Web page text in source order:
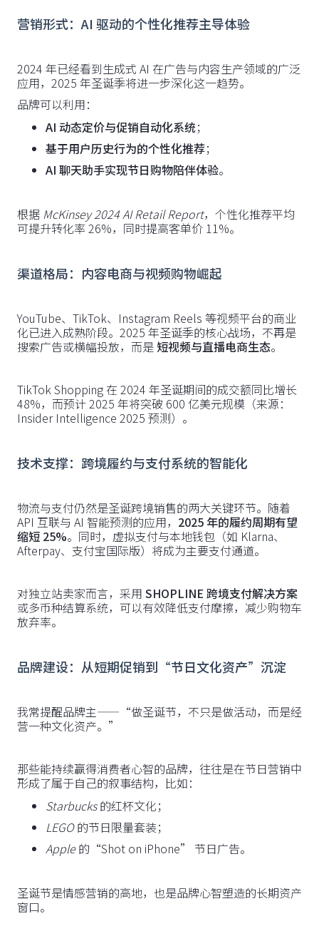
营销形式：AI 驱动的个性化推荐主导体验
2024 年已经看到生成式 AI 在广告与内容生产领域的广泛
应用，2025 年圣诞季将进一步深化这一趋势。
品牌可以利用：
AI 动态定价与促销自动化系统；
基于用户历史行为的个性化推荐；
AI 聊天助手实现节日购物陪伴体验。
根据 McKinsey 2024 AI Retail Report，个性化推荐平均
可提升转化率 26%，同时提高客单价 11%。
渠道格局：内容电商与视频购物崛起
YouTube、TikTok、Instagram Reels 等视频平台的商业
化已进入成熟阶段。2025 年圣诞季的核心战场，不再是
搜索广告或横幅投放，而是短视频与直播电商生态。
TikTok Shopping 在 2024 年圣诞期间的成交额同比增长
48%，而预计 2025 年将突破 600 亿美元规模（来源：
Insider Intelligence 2025 预测）。
技术支撑：跨境履约与支付系统的智能化
物流与支付仍然是圣诞跨境销售的两大关键环节。随着
API 互联与 AI 智能预测的应用， 2025 年的履约周期有望
缩短 25%。同时，虚拟支付与本地钱包（如 Klarna、
Afterpay、支付宝国际版）将成为主要支付通道。
对独立站卖家而言，采用 SHOPLINE 跨境支付解决方案
或多币种结算系统，可以有效降低支付摩擦，减少购物车
放弃率。
品牌建设：从短期促销到“节日文化资产”沉淀
我常提醒品牌主——“做圣诞节，不只是做活动，而是经
营一种文化资产。”
那些能持续赢得消费者心智的品牌，往往是在节日营销中
形成了属于自己的叙事结构，比如：
Starbucks的红杯文化；
LEGO的节日限量套装；
Apple的“Shot on iPhone” 节日广告。
圣诞节是情感营销的高地，也是品牌心智塑造的长期资产
窗口。